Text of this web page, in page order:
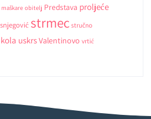
maškare obitelj Predstava proljeće
snjegović strmec stručno
uskrsValentinovo vrtić